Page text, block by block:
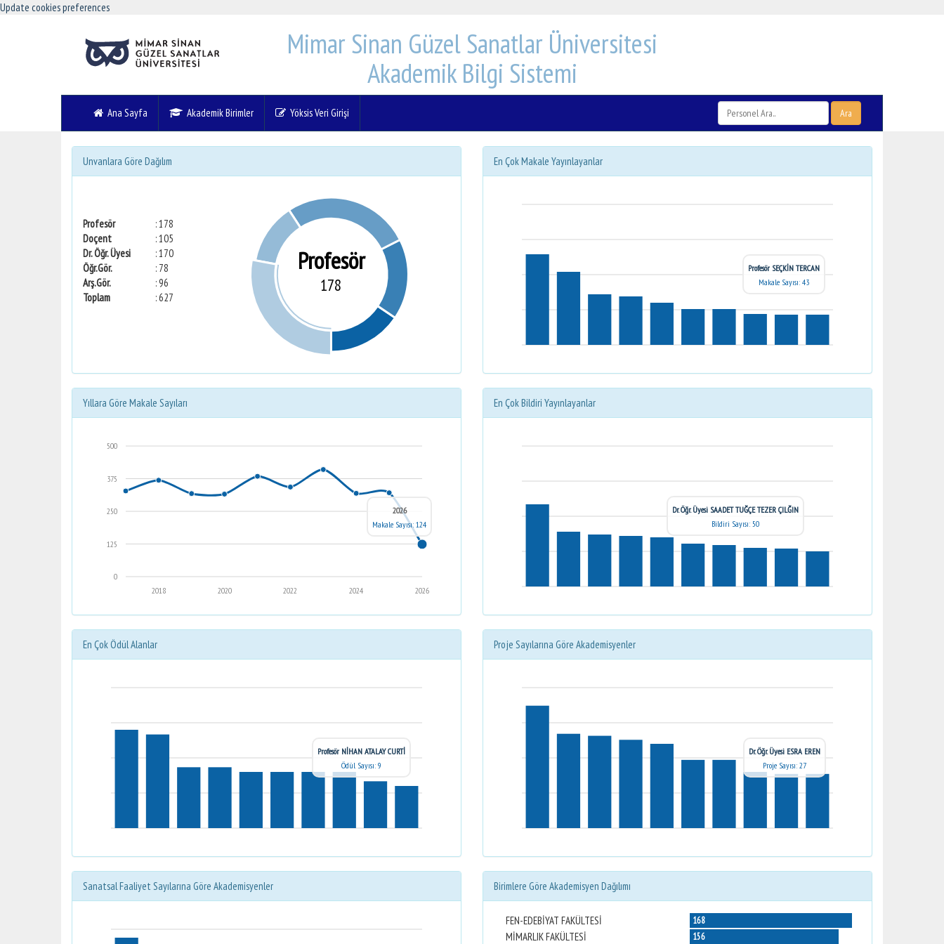
Update cookies preferences
Mimar Sinan Güzel Sanatlar Üniversitesi
Akademik Bilgi Sistemi
Ana Sayfa Akademik Birimler Yöksis Veri Girişi Ara
Unvanlara Göre Dağılım
Profesör
: 178
Doçent
: 105
Dr. Öğr. Üyesi
: 170
Öğr.Gör.
: 78
Arş.Gör.
: 96
Toplam
: 627
Profesör
178
En Çok Makale Yayınlayanlar
Profesör SEÇKİN TERCAN
Makale Sayısı: 43
Yıllara Göre Makale Sayıları
0
125
250
375
500
2026
2024
2022
2020
2018
2026
Makale Sayısı: 124
En Çok Bildiri Yayınlayanlar
Dr. Öğr. Üyesi SAADET TUĞÇE TEZER ÇILĞIN
Bildiri Sayısı: 50
En Çok Ödül Alanlar
Profesör NİHAN ATALAY CURTİ
Ödül Sayısı: 9
Proje Sayılarına Göre Akademisyenler
Dr. Öğr. Üyesi ESRA EREN
Proje Sayısı: 27
Sanatsal Faaliyet Sayılarına Göre Akademisyenler Birimlere Göre Akademisyen Dağılımı
FEN-EDEBİYAT FAKÜLTESİ
MİMARLIK FAKÜLTESİ
168
156